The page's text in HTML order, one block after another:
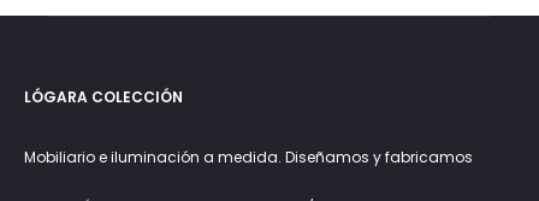
LÓGARA COLECCIÓN
Mobiliario e iluminación a medida. Diseñamos y fabricamos